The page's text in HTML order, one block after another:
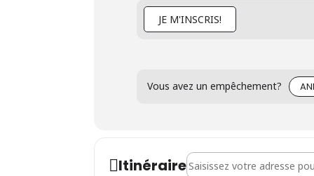
JE M'INSCRIS!
Vous avez un empêchement?
ItinéraireAddress - Séance